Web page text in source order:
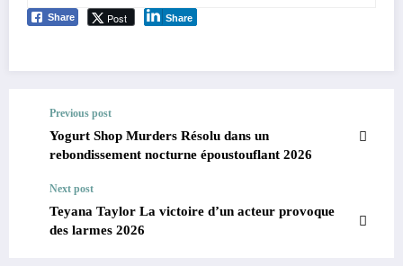
Share Post Share
Previous post
Yogurt Shop Murders Résolu dans un
rebondissement nocturne époustouflant 2026
Next post
Teyana Taylor La victoire d’un acteur provoque
des larmes 2026